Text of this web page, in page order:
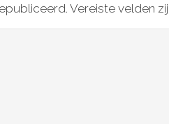
Vereiste velden